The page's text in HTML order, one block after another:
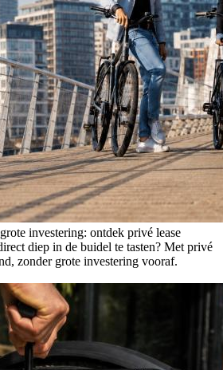
investering: ontdek privé lease
diep in de buidel te tasten? Met privé
zonder grote investering vooraf.